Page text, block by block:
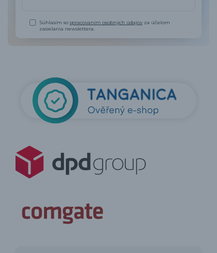
Súhlasím sospracovaním osobných údajov za účelom
zasielania newslettera.